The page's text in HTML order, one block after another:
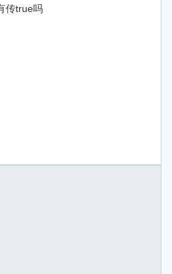
传true吗